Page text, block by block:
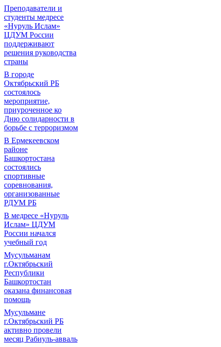
Преподаватели и
студенты медресе
«Нуруль Ислам»
ЦДУМ России
поддерживают
решения руководства
страны
В городе
Октябрьский РБ
состоялось
мероприятие,
приуроченное ко
Дню солидарности в
борьбе с терроризмом
В Ермекеевском
районе
Башкортостана
состоялись
спортивные
соревнования,
организованные
РДУМ РБ
В медресе «Нуруль
Ислам» ЦДУМ
России начался
учебный год
Мусульманам
г.Октябрьский
Республики
Башкортостан
оказана финансовая
помощь
Мусульмане
г.Октябрьский РБ
активно провели
месяц Рабиуль-авваль